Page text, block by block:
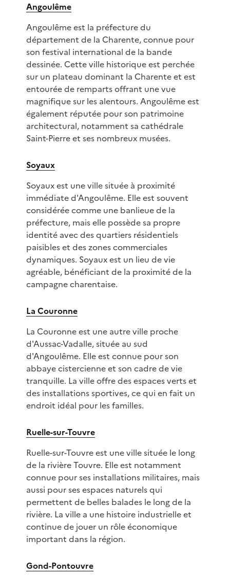
Angoulême
Angoulême est la préfecture du
département de la Charente, connue pour
son festival international de la bande
dessinée. Cette ville historique est perchée
sur un plateau dominant la Charente et est
entourée de remparts offrant une vue
magnifique sur les alentours. Angoulême est
également réputée pour son patrimoine
architectural, notamment sa cathédrale
Saint-Pierre et ses nombreux musées.
Soyaux
Soyaux est une ville située à proximité
immédiate d'Angoulême. Elle est souvent
considérée comme une banlieue de la
préfecture, mais elle possède sa propre
identité avec des quartiers résidentiels
paisibles et des zones commerciales
dynamiques. Soyaux est un lieu de vie
agréable, bénéficiant de la proximité de la
campagne charentaise.
La Couronne
La Couronne est une autre ville proche
d'Aussac-Vadalle, située au sud
d'Angoulême. Elle est connue pour son
abbaye cistercienne et son cadre de vie
tranquille. La ville offre des espaces verts et
des installations sportives, ce qui en fait un
endroit idéal pour les familles.
Ruelle-sur-Touvre
Ruelle-sur-Touvre est une ville située le long
de la rivière Touvre. Elle est notamment
connue pour ses installations militaires, mais
aussi pour ses espaces naturels qui
permettent de belles balades le long de la
rivière. La ville a une histoire industrielle et
continue de jouer un rôle économique
important dans la région.
Gond-Pontouvre